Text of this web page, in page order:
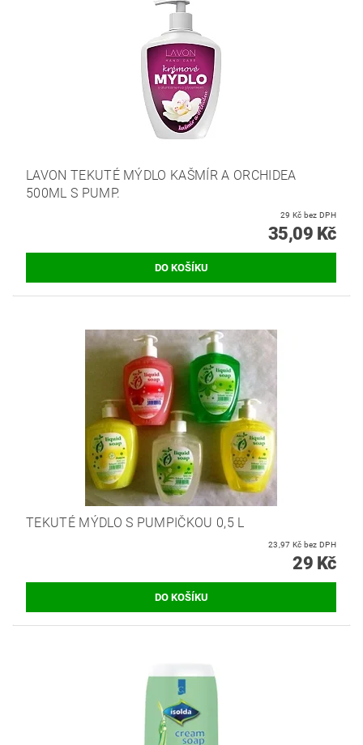
LAVON TEKUTÉ MÝDLO KAŠMÍR A ORCHIDEA
500ML S PUMP.
29 Kč bez DPH
35,09 Kč
TEKUTÉ MÝDLO S PUMPIČKOU 0,5 L
23,97 Kč bez DPH
29 Kč